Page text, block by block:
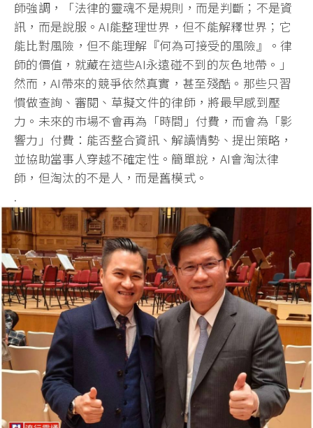
師強調，「法律的靈魂不是規則，而是判斷；不是資
訊，而是說服。AI能整理世界，但不能解釋世界；它
能比對風險，但不能理解『何為可接受的風險』。律
師的價值， 就藏在這些AI永遠碰不到的灰色地帶。」
然而，AI帶來的競爭依然真實，甚至殘酷。那些只習
慣做查詢、審閱、 草擬文件的律師，將最早感到壓
力。未來的市場不會再為「時間」付費，而會為「影
響力」付費：能否整合資訊、解讀情勢、提出策略，
並協助當事人穿越不確定性。簡單說，AI會淘汰律
師， 但淘汰的不是人，而是舊模式。
.